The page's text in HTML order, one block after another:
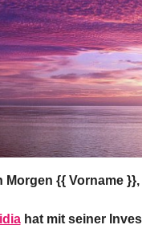
Morgen {{ Vorname }},
hat mit seiner